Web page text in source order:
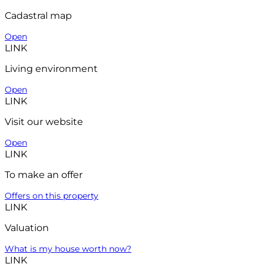
Cadastral map
Open
LINK
Living environment
Open
LINK
Visit our website
Open
LINK
To make an offer
Offers on this property
LINK
Valuation
What is my house worth now?
LINK